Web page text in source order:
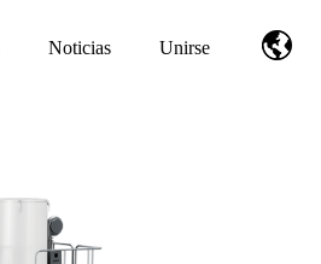
Noticias Unirse